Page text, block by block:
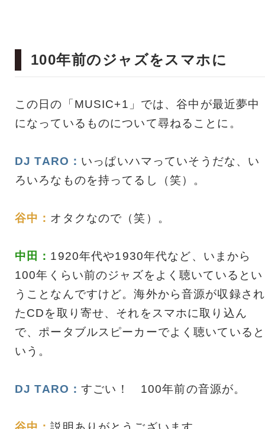
100年前のジャズをスマホに
この日の「MUSIC+1」では、谷中が最近夢中
になっているものについて尋ねることに。
DJ TARO： いっぱいハマっていそうだな、い
ろいろなものを持ってるし（笑）。
谷中： オタクなので（笑）。
中田： 1920年代や1930年代など、いまから
100年くらい前のジャズをよく聴いているとい
うことなんですけど。海外から音源が収録され
たCDを取り寄せ、それをスマホに取り込ん
で、ポータブルスピーカーでよく聴いていると
いう。
DJ TARO：すごい！ 100年前の音源が。